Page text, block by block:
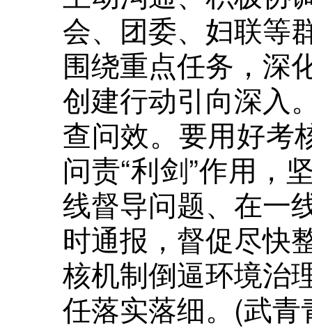
会、团委、妇联等
围绕重点任务，深
创建行动引向深入
查问效。要用好考
问责“利剑”作用，
线督导问题、在一
时通报，督促尽快
核机制倒逼环境治
任落实落细。(武青